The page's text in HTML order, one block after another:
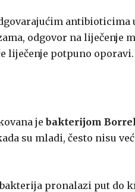
antibioticima
odgovor na liječenje
liječenje potpuno oporavi.
jebakterijom
su mladi, često nisu
pronalazi put do